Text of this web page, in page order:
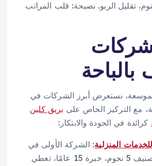
تقليل الربو. نصيحة: قلب المراتب
بالباحة
نستعرض أبرز الشركات في
مع التركيز الخاص على بريق كلين
كرائدة في الجودة والابتكار:
المنزلية: الشركة الأولى في
المنطقة بتصنيف 5 نجوم، خبرة 15 عامًا، تغطي